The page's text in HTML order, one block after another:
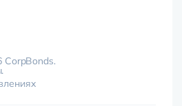
CorpBonds.